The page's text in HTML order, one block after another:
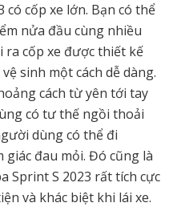
có cốp xe lớn. Bạn có thể
nửa đầu cùng nhiều
ra cốp xe được thiết kế
sinh một cách dễ dàng.
cách từ yên tới tay
có tư thế ngồi thoải
dùng có thể đi
giác đau mỏi. Đó cũng là
Sprint S 2023 rất tích cực
và khác biệt khi lái xe.